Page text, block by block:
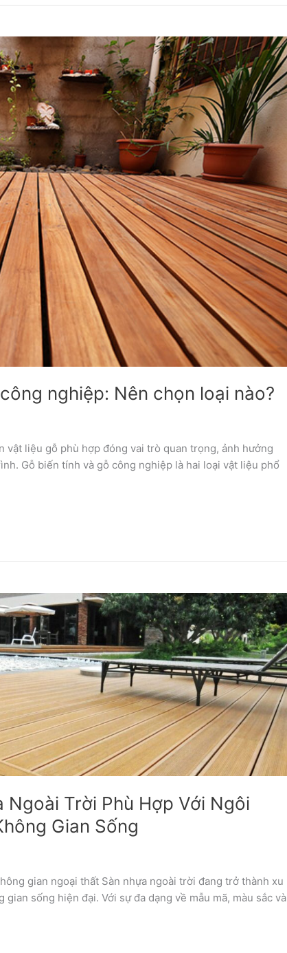
nghiệp: Nên chọn loại nào?
liệu gỗ phù hợp đóng vai trò quan trọng, ảnh hưởng
Gỗ biến tính và gỗ công nghiệp là hai loại vật liệu phổ
Ngoài Trời Phù Hợp Với Ngôi
Gian Sống
gian ngoại thất Sàn nhựa ngoài trời đang trở thành xu
sống hiện đại. Với sự đa dạng về mẫu mã, màu sắc và